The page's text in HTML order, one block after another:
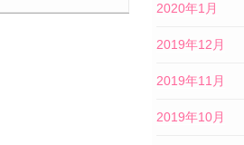
2020年1月
2019年12月
2019年11月
2019年10月